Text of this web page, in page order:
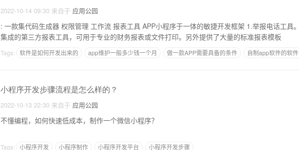
2022-10-14 09:30 来自于 应用公园
: 一款集代码生成器 权限管理 工作流 报表工具 APP小程序于一体的敏捷开发框架 1.举报电话工具。专业报表是
集成的第三方报表工具，可用于专业的财务报表或文件打印。另外提供了大量的标准报表模板
Tags: 软件是如何开发出来的 app维护一般多少钱一个月 做一款APP需要具备的条件
自制app软件的软件
小程序开发步骤流程是怎么样的？
2022-10-13 22:30 来自于 应用公园
不懂编程，如何快速低成本，制作一个微信小程序？
Tags: 小程序开发 小程序制作 小程序开发平台 小程序开发步骤